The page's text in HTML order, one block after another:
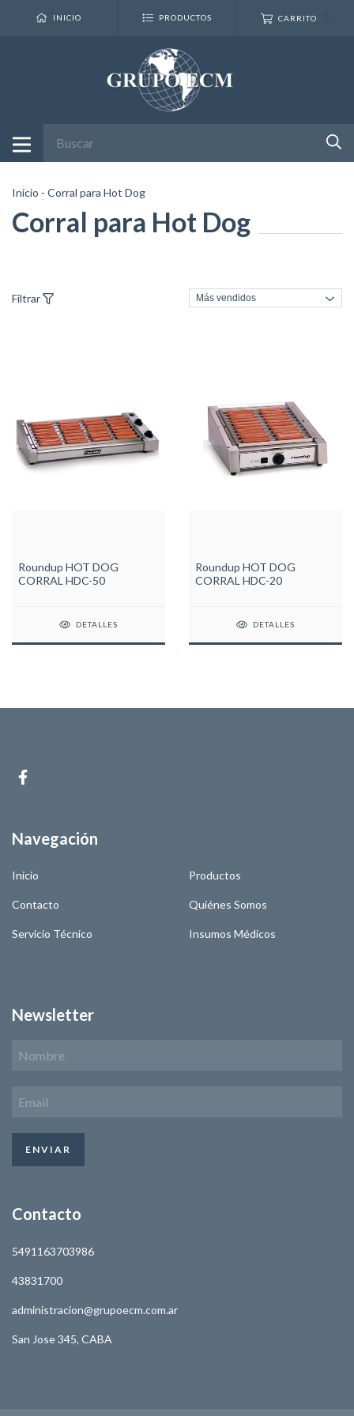
INICIO PRODUCTOS CARRITO
Inicio - Corral para Hot Dog
Corral para Hot Dog
Filtrar
Roundup HOT DOG
CORRAL HDC-50
DETALLES
Roundup HOT DOG
CORRAL HDC-20
DETALLES
Navegación
Inicio Productos
Contacto Quiénes Somos
Servicio Técnico Insumos Médicos
Newsletter
Contacto
5491163703986
43831700
administracion@grupoecm.com.ar
San Jose 345, CABA